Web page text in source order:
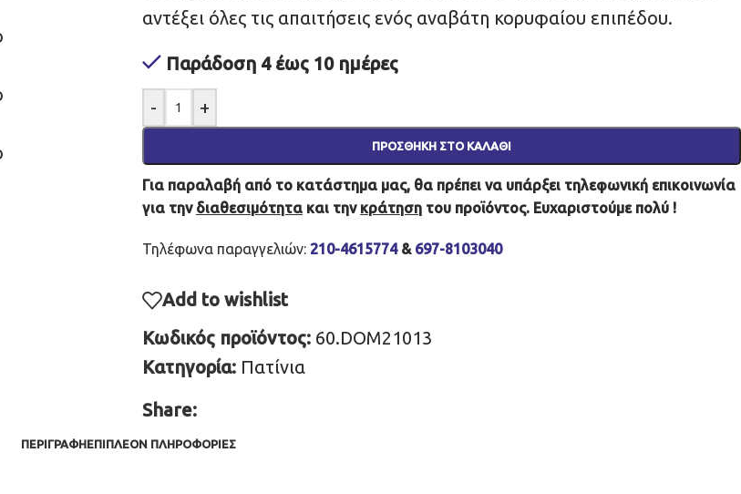
αντέξει όλες τις απαιτήσεις ενός αναβάτη κορυφαίου επιπέδου.
Παράδοση 4 έως 10 ημέρες
- +
ΠΡΟΣΘΉΚΗ ΣΤΟ ΚΑΛΆΘΙ
Για παραλαβή από το κατάστημα μας, θα πρέπει να υπάρξει τηλεφωνική επικοινωνία
για την διαθεσιμότητα και την κράτηση του προϊόντος. Ευχαριστούμε πολύ !
Τηλέφωνα παραγγελιών: 210-4615774& 697-8103040
Add to wishlist
Κωδικός προϊόντος: 60.DOM21013
Κατηγορία: Πατίνια
Share:
ΠΕΡΙΓΡΑΦΉΕΠΙΠΛΈΟΝ ΠΛΗΡΟΦΟΡΊΕΣ